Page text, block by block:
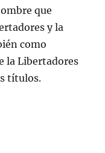
que
y la
como
la Libertadores
títulos.